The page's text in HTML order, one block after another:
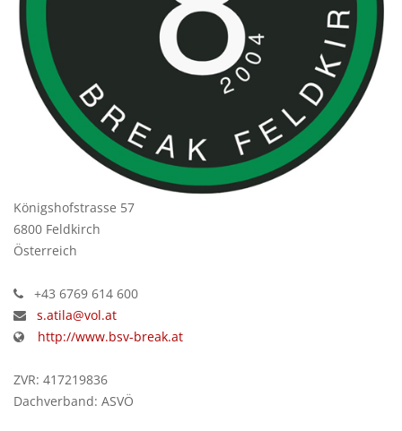
Königshofstrasse 57
6800 Feldkirch
Österreich
+43 6769 614 600
s.atila@vol.at
http://www.bsv-break.at
ZVR: 417219836
Dachverband: ASVÖ